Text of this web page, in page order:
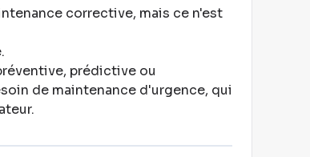
corrective, mais ce n'est
.
prédictive ou
de maintenance d'urgence, qui
.